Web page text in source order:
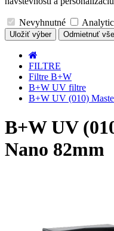
Nevyhnutné
Uložiť výber Odmietnuť
FILTRE
Filtre B+W
B+W UV filtre
B+W UV (010)
B+W UV
Nano 82mm